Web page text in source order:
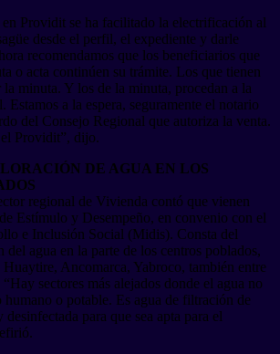
en Providit se ha facilitado la electrificación al
desde el perfil, el expediente y darle
recomendamos que los beneficiarios que
o acta continúen su trámite. Los que tienen
la minuta. Y los de la minuta, procedan a la
Estamos a la espera, seguramente el notario
del Consejo Regional que autoriza la venta.
Providit”, dijo.
DE AGUA EN LOS
regional de Vivienda contó que vienen
Estímulo y Desempeño, en convenio con el
e Inclusión Social (Midis). Consta del
agua en la parte de los centros poblados,
Ancomarca, Yabroco, también entre
sectores más alejados donde el agua no
humano o potable. Es agua de filtración de
desinfectada para que sea apta para el